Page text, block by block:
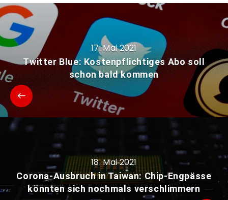
17. Mai 2021
Twitter Blue: Kostenpflichtiges Abo soll
schon bald kommen
18. Mai 2021
Corona-Ausbruch in Taiwan: Chip-Engpässe
könnten sich nochmals verschlimmern